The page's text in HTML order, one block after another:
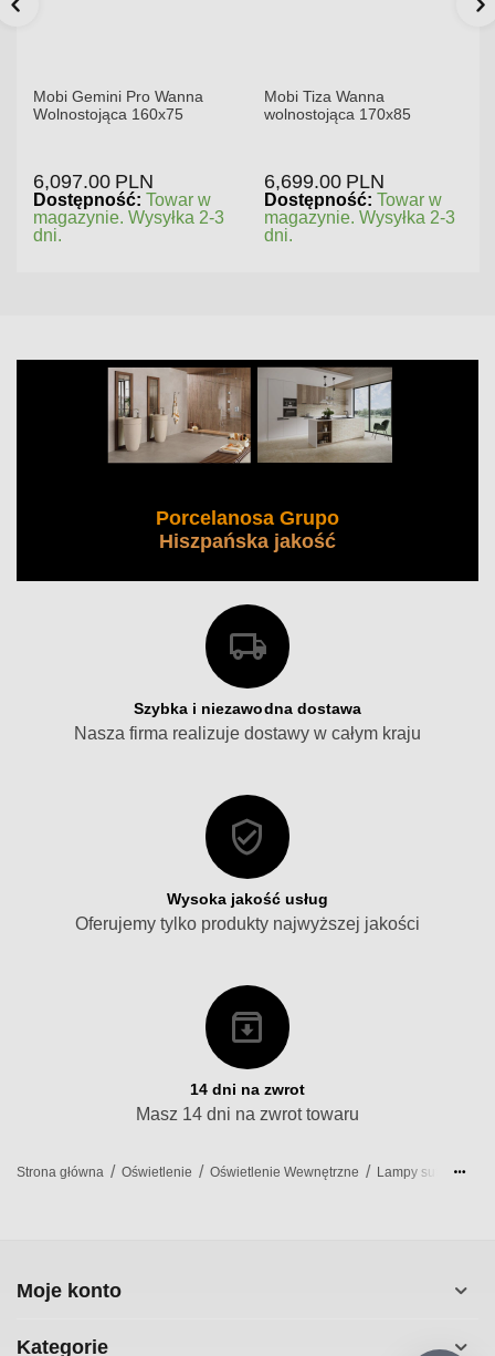
Mobi Gemini Pro Wanna
Wolnostojąca 160x75
6,097.00 PLN
Dostępność: Towar w
magazynie. Wysyłka 2-3
dni.
Mobi Tiza Wanna
wolnostojąca 170x85
6,699.00 PLN
Dostępność: Towar w
magazynie. Wysyłka 2-3
dni.
Porcelanosa Grupo
Hiszpańska jakość
Szybka i niezawodna dostawa
Nasza firma realizuje dostawy w całym kraju
Wysoka jakość usług
Oferujemy tylko produkty najwyższej jakości
14 dni na zwrot
Masz 14 dni na zwrot towaru
Strona główna / Oświetlenie / Oświetlenie Wewnętrzne / Lampy sufitowe
Moje konto
Kategorie